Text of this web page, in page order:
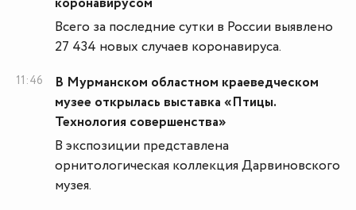
Всего за последние сутки в России выявлено
27 434 новых случаев коронавируса.
11:46
В Мурманском областном краеведческом
музее открылась выставка «Птицы.
Технология совершенства»
В экспозиции представлена
орнитологическая коллекция Дарвиновского
музея.